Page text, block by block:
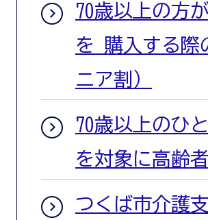
70歳以上の方
を 購入する際
ニア割）
70歳以上のひ
を対象に高齢
つくば市介護